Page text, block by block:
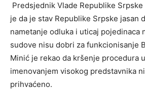
Predsjednik Vlade Republike
je da je stav Republike Srpske jasan
nametanje odluka i uticaj pojedinaca
sudove nisu dobri za funkcionisanje
Minić je rekao da kršenje procedura
imenovanjem visokog predstavnika
prihvaćeno.